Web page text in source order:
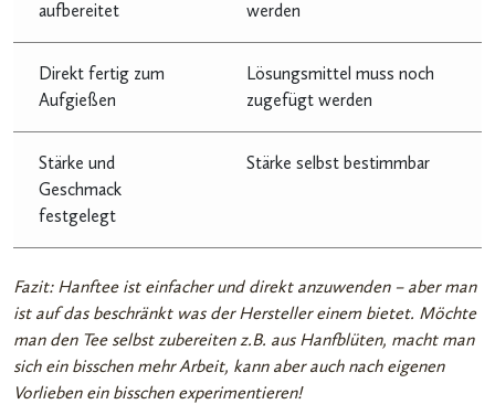
aufbereitet
werden
Direkt fertig zum
Aufgießen
Lösungsmittel muss noch
zugefügt werden
Stärke und
Geschmack
festgelegt
Stärke selbst bestimmbar
Fazit: Hanftee ist einfacher und direkt anzuwenden – aber man
ist auf das beschränkt was der Hersteller einem bietet. Möchte
man den Tee selbst zubereiten z.B. aus Hanfblüten, macht man
sich ein bisschen mehr Arbeit, kann aber auch nach eigenen
Vorlieben ein bisschen experimentieren!